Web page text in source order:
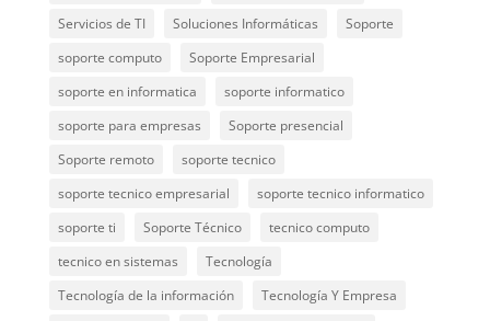
Servicios de TI
Soluciones Informáticas
Soporte
soporte computo
Soporte Empresarial
soporte en informatica
soporte informatico
soporte para empresas
Soporte presencial
Soporte remoto
soporte tecnico
soporte tecnico empresarial
soporte tecnico informatico
soporte ti
Soporte Técnico
tecnico computo
tecnico en sistemas
Tecnología
Tecnología de la información
Tecnología Y Empresa